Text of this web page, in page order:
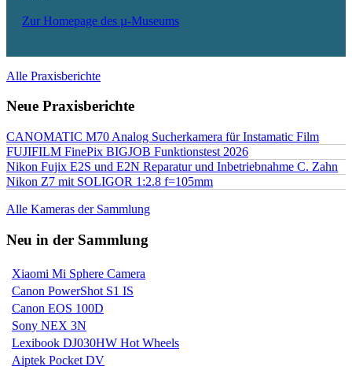
Zur Homepage des µ-Museums
Alle Praxisberichte
Neue Praxisberichte
CANOMATIC M70 Analog Sucherkamera für Instamatic Film
FUJIFILM FinePix BIGJOB Funktionstest 2026
Nikon Fujix E2S und E2N Reparatur und Inbetriebnahme C. Zahn
Nikon Z7 mit SOLIGOR 1:2.8 f=105mm
Alle Kameras der Sammlung
Neu in der Sammlung
Xiaomi Mi Sphere Camera
Canon PowerShot S1 IS
Canon EOS 100D
Sony NEX 3N
Lexibook DJ030HW Hot Wheels
Aiptek Pocket DV